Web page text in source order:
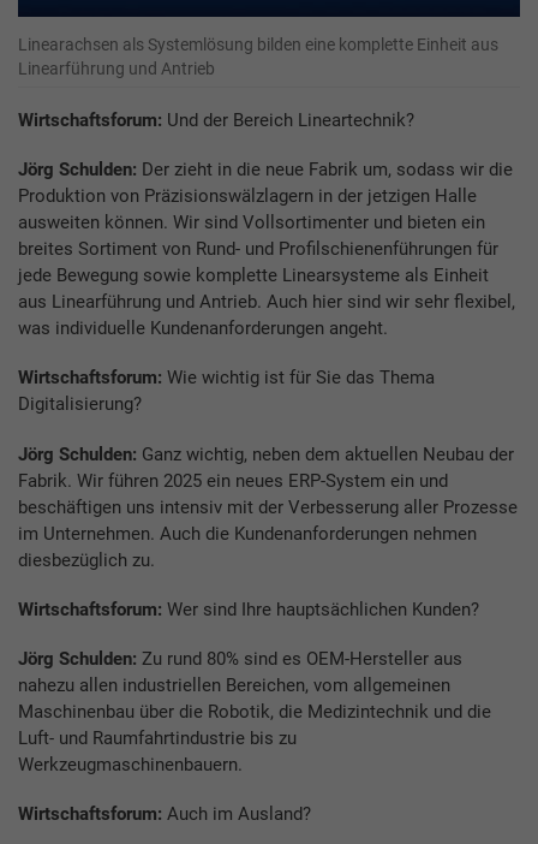
Linearachsen als Systemlösung bilden eine komplette Einheit aus
Linearführung und Antrieb
Wirtschaftsforum: Und der Bereich Lineartechnik?
Jörg Schulden: Der zieht in die neue Fabrik um, sodass wir die
Produktion von Präzisionswälzlagern in der jetzigen Halle
ausweiten können. Wir sind Vollsortimenter und bieten ein
breites Sortiment von Rund- und Profilschienenführungen für
jede Bewegung sowie komplette Linearsysteme als Einheit
aus Linearführung und Antrieb. Auch hier sind wir sehr flexibel,
was individuelle Kundenanforderungen angeht.
Wirtschaftsforum: Wie wichtig ist für Sie das Thema
Digitalisierung?
Jörg Schulden: Ganz wichtig, neben dem aktuellen Neubau der
Fabrik. Wir führen 2025 ein neues ERP-System ein und
beschäftigen uns intensiv mit der Verbesserung aller Prozesse
im Unternehmen. Auch die Kundenanforderungen nehmen
diesbezüglich zu.
Wirtschaftsforum: Wer sind Ihre hauptsächlichen Kunden?
Jörg Schulden: Zu rund 80% sind es OEM-Hersteller aus
nahezu allen industriellen Bereichen, vom allgemeinen
Maschinenbau über die Robotik, die Medizintechnik und die
Luft- und Raumfahrtindustrie bis zu
Werkzeugmaschinenbauern.
Wirtschaftsforum: Auch im Ausland?